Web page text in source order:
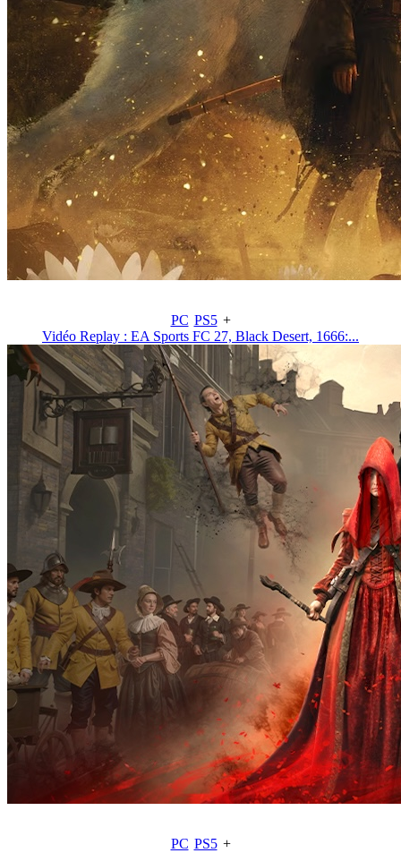
PC PS5 +
Vidéo Replay : EA Sports FC 27, Black Desert, 1666:...
PC PS5 +